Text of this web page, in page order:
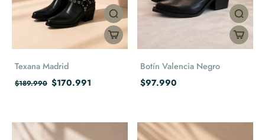
Texana Madrid
$189.990 $170.991
Botín Valencia Negro
$97.990